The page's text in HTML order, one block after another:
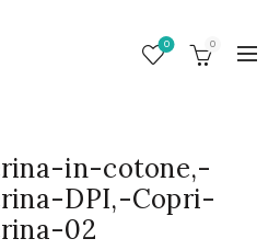
0 0
in-cotone,-
DPI,-Copri-
02